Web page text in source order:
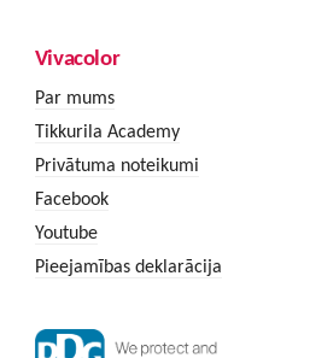
Vivacolor
Par mums
Tikkurila Academy
Privātuma noteikumi
Facebook
Youtube
Pieejamības deklarācija